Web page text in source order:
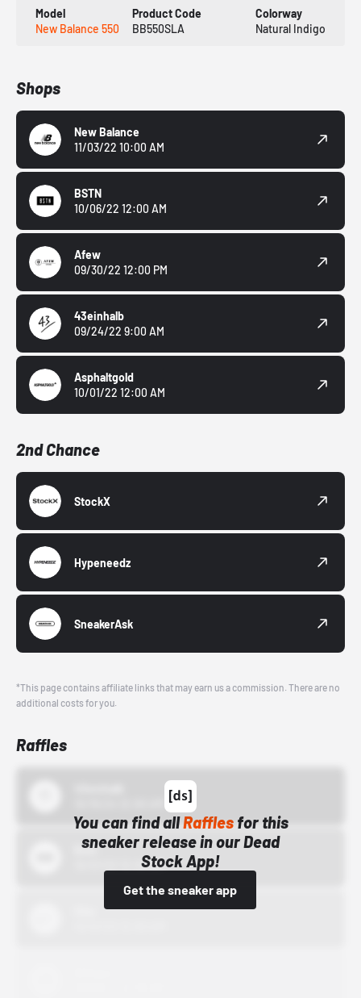
Model
New Balance 550
Product Code
BB550SLA
Colorway
Natural Indigo
Shops
New Balance
11/03/22 10:00 AM
BSTN
10/06/22 12:00 AM
Afew
09/30/22 12:00 PM
43einhalb
09/24/22 9:00 AM
Asphaltgold
10/01/22 12:00 AM
2nd Chance
StockX
Hypeneedz
SneakerAsk
*This page contains affiliate links that may earn us a commission. There are no
additional costs for you.
Raffles
You can find allRafflesfor this
sneaker release in our Dead
Stock App!
Get the sneaker app
Bstn
10/01/22 12:00 AM